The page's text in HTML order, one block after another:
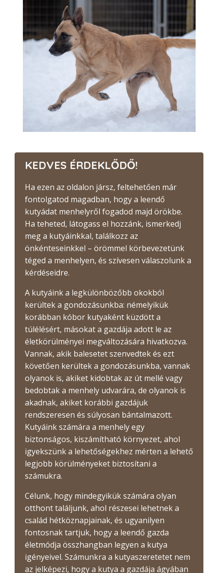
KEDVES ÉRDEKLŐDŐ!
Ha ezen az oldalon jársz, feltehetően már
fontolgatod magadban, hogy a leendő
kutyádat menhelyről fogadod majd örökbe.
Ha teheted, látogass el hozzánk, ismerkedj
meg a kutyáinkkal, találkozz az
önkénteseinkkel – örömmel körbevezetünk
téged a menhelyen, és szívesen válaszolunk a
kérdéseidre.
A kutyáink a legkülönbözőbb okokból
kerültek a gondozásunkba: némelyikük
korábban kóbor kutyaként küzdött a
túlélésért, másokat a gazdája adott le az
életkörülményei megváltozására hivatkozva.
Vannak, akik balesetet szenvedtek és ezt
követően kerültek a gondozásunkba, vannak
olyanok is, akiket kidobtak az út mellé vagy
bedobtak a menhely udvarára, de olyanok is
akadnak, akiket korábbi gazdájuk
rendszeresen és súlyosan bántalmazott.
Kutyáink számára a menhely egy
biztonságos, kiszámítható környezet, ahol
igyekszünk a lehetőségekhez mérten a lehető
legjobb körülményeket biztosítani a
számukra.
Célunk, hogy mindegyikük számára olyan
otthont találjunk, ahol részesei lehetnek a
család hétköznapjainak, és ugyanilyen
fontosnak tartjuk, hogy a leendő gazda
életmódja összhangban legyen a kutya
igényeivel. Számunkra a kutyaszeretetet nem
az jelképezi, hogy a kutya a gazdája ágyában